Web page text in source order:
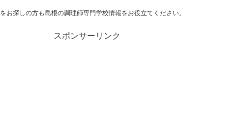
お探しの方も島根の調理師専門学校情報をお役立てください。
スポンサーリンク